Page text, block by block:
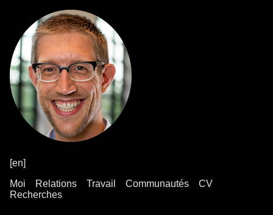
[en]
Moi
Relations Travail Communautés
CV
Recherches